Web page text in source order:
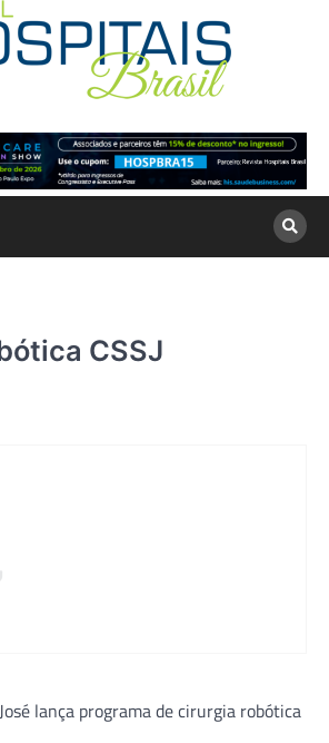
CSSJ
lança programa de cirurgia robótica